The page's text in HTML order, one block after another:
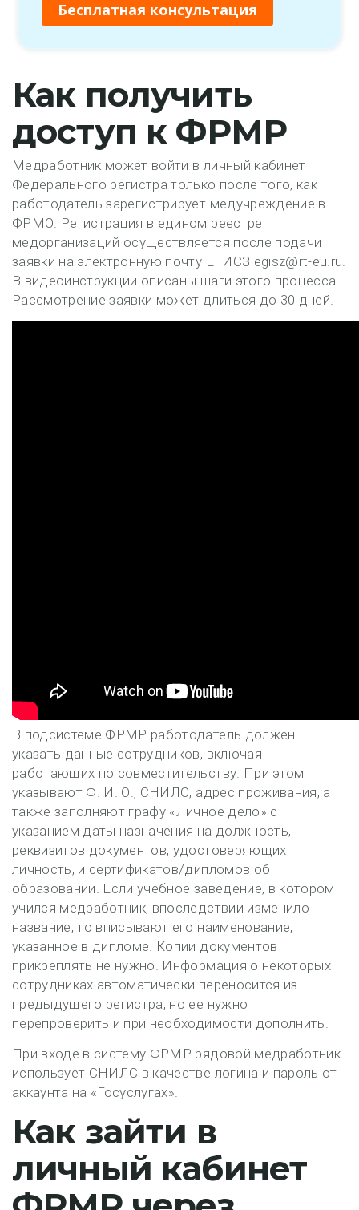
Как получить
доступ к ФРМР
Медработник может войти в личный кабинет
Федерального регистра только после того, как
работодатель зарегистрирует медучреждение в
ФРМО. Регистрация в едином реестре
медорганизаций осуществляется после подачи
заявки на электронную почту ЕГИСЗ egisz@rt-eu.ru.
В видеоинструкции описаны шаги этого процесса.
Рассмотрение заявки может длиться до 30 дней.
В подсистеме ФРМР работодатель должен
указать данные сотрудников, включая
работающих по совместительству. При этом
указывают Ф. И. О., СНИЛС, адрес проживания, а
также заполняют графу «Личное дело» с
указанием даты назначения на должность,
реквизитов документов, удостоверяющих
личность, и сертификатов/дипломов об
образовании. Если учебное заведение, в котором
учился медработник, впоследствии изменило
название, то вписывают его наименование,
указанное в дипломе. Копии документов
прикреплять не нужно. Информация о некоторых
сотрудниках автоматически переносится из
предыдущего регистра, но ее нужно
перепроверить и при необходимости дополнить.
При входе в систему ФРМР рядовой медработник
использует СНИЛС в качестве логина и пароль от
аккаунта на «Госуслугах».
Как зайти в
личный кабинет